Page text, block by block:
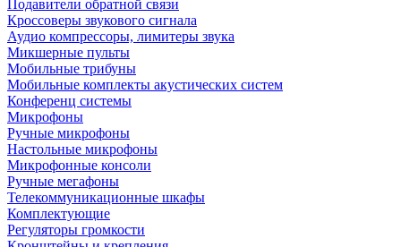
Подавители обратной связи
Кроссоверы звукового сигнала
Аудио компрессоры, лимитеры звука
Микшерные пульты
Мобильные трибуны
Мобильные комплекты акустических систем
Конференц системы
Микрофоны
Ручные микрофоны
Настольные микрофоны
Микрофонные консоли
Ручные мегафоны
Телекоммуникационные шкафы
Комплектующие
Регуляторы громкости